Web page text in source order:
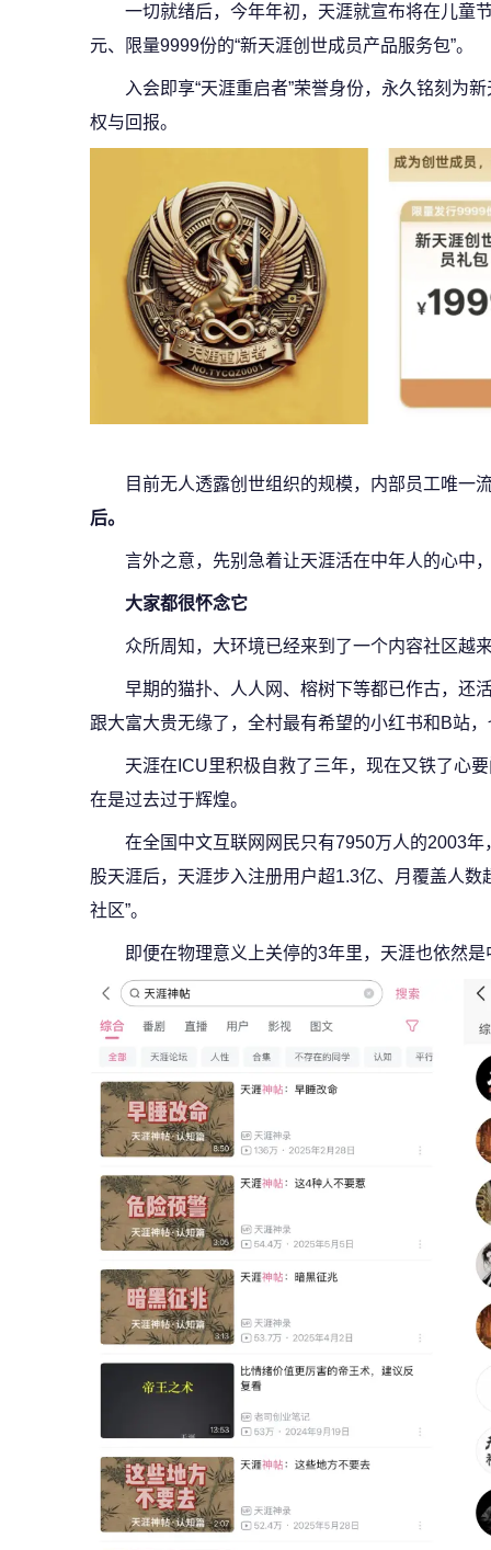
一切就绪后，今年年初，天涯就宣布将在儿童
元、限量9999份的“新天涯创世成员产品服务包”。
入会即享“天涯重启者”荣誉身份，永久铭刻为
权与回报。
目前无人透露创世组织的规模，内部员工唯一
后。
言外之意，先别急着让天涯活在中年人的心中
大家都很怀念它
众所周知，大环境已经来到了一个内容社区越
早期的猫扑、人人网、榕树下等都已作古，还
跟大富大贵无缘了，全村最有希望的小红书和B站
天涯在ICU里积极自救了三年，现在又铁了心
在是过去过于辉煌。
在全国中文互联网网民只有7950万人的2003
股天涯后，天涯步入注册用户超1.3亿、月覆盖人数
社区”。
即便在物理意义上关停的3年里，天涯也依然